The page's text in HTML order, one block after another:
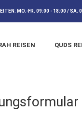
MO.-FR. 09:00 - 18:00 / SA.
REISEN QUDS